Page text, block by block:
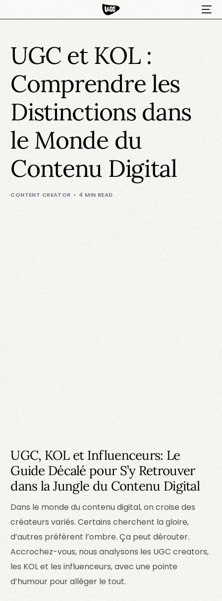
UGC et KOL :
Comprendre les
Distinctions dans
le Monde du
Contenu Digital
CONTENT CREATOR 4 MIN READ
UGC, KOL et Influenceurs: Le
Guide Décalé pour S’y Retrouver
dans la Jungle du Contenu Digital
Dans le monde du contenu digital, on croise des
créateurs variés. Certains cherchent la gloire,
d’autres préfèrent l’ombre. Ça peut dérouter.
Accrochez-vous, nous analysons les UGC creators,
les KOL et les influenceurs, avec une pointe
d’humour pour alléger le tout.
HOT